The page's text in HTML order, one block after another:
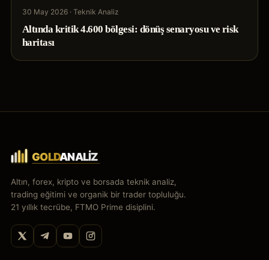
30 May 2026 · Teknik Analiz
Altında kritik 4.600 bölgesi: dönüş senaryosu ve risk
haritası
Altın, forex, kripto ve borsada teknik analiz,
trading eğitimi ve organik bir trader topluluğu.
21 yıllık tecrübe, FTMO Prime disiplini.